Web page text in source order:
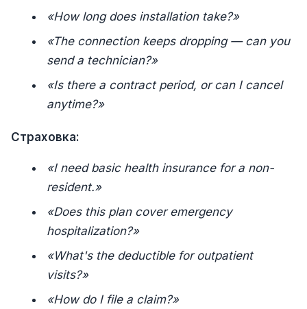
«How long does installation take?»
«The connection keeps dropping — can you
send a technician?»
«Is there a contract period, or can I cancel
anytime?»
Страховка:
«I need basic health insurance for a non-
resident.»
«Does this plan cover emergency
hospitalization?»
«What's the deductible for outpatient
visits?»
«How do I file a claim?»